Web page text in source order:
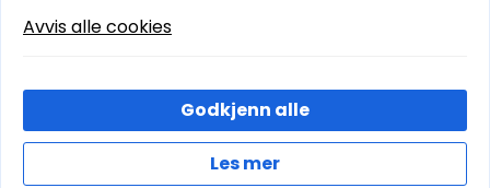
© 2026 Hobbyhjornet.no – Utviklet og designet av
Avvis alle cookies
Les mer
Godkjenn alle